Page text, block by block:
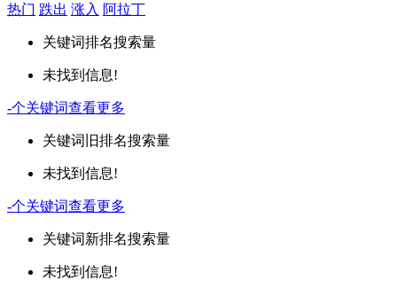
热门 跌出 涨入 阿拉丁
关键词排名搜索量
未找到信息!
-个关键词查看更多
关键词 旧排名搜索量
未找到信息!
-个关键词查看更多
关键词新排名搜索量
未找到信息!